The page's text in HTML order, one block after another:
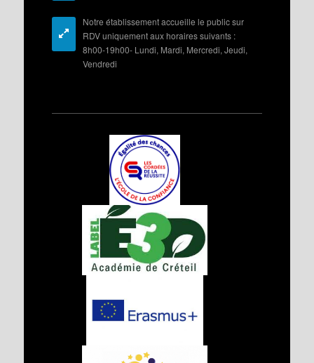
Notre établissement accueille le public sur
RDV uniquement aux horaires suivants :
8h00-19h00- Lundi, Mardi, Mercredi, Jeudi,
Vendredi